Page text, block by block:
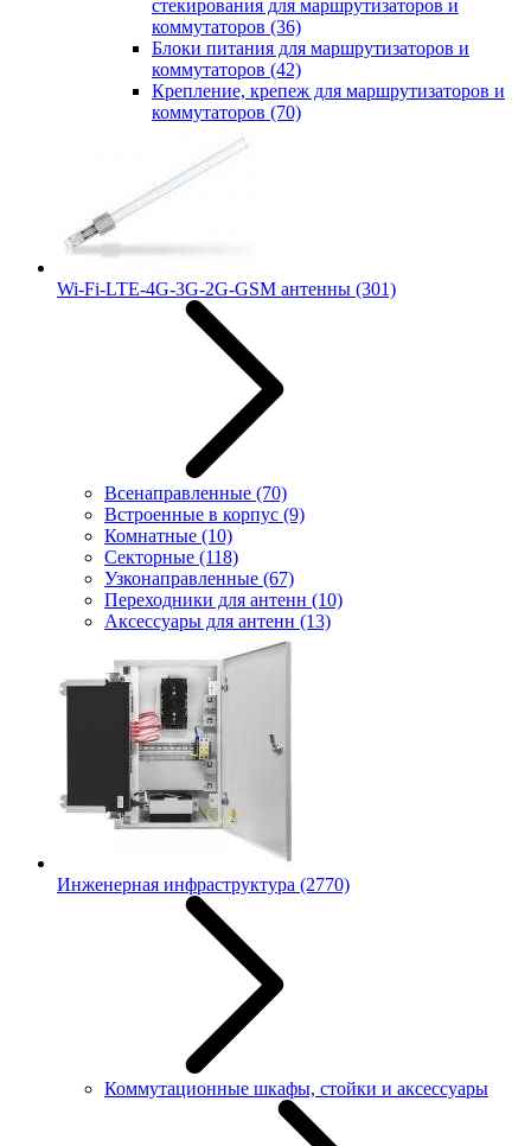
стекирования для маршрутизаторов и
коммутаторов (36)
Блоки питания для маршрутизаторов и
коммутаторов (42)
Крепление, крепеж для маршрутизаторов и
коммутаторов (70)
Wi-Fi-LTE-4G-3G-2G-GSM антенны (301)
Всенаправленные (70)
Встроенные в корпус (9)
Комнатные (10)
Секторные (118)
Узконаправленные (67)
Переходники для антенн (10)
Аксессуары для антенн (13)
Инженерная инфраструктура (2770)
Коммутационные шкафы, стойки и аксессуары